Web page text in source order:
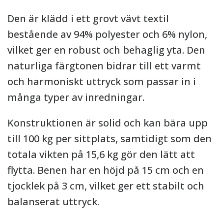
Den är klädd i ett grovt vävt textil
bestående av 94% polyester och 6% nylon,
vilket ger en robust och behaglig yta. Den
naturliga färgtonen bidrar till ett varmt
och harmoniskt uttryck som passar in i
många typer av inredningar.
Konstruktionen är solid och kan bära upp
till 100 kg per sittplats, samtidigt som den
totala vikten på 15,6 kg gör den lätt att
flytta. Benen har en höjd på 15 cm och en
tjocklek på 3 cm, vilket ger ett stabilt och
balanserat uttryck.